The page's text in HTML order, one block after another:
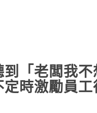
「老闆我
時激勵員